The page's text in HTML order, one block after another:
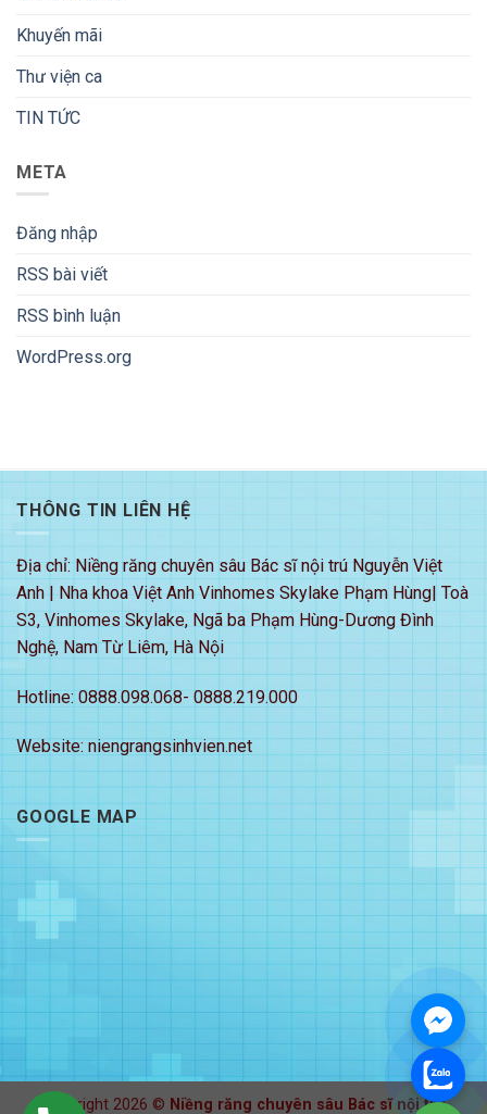
Khuyến mãi
Thư viện ca
TIN TỨC
META
Đăng nhập
RSS bài viết
RSS bình luận
WordPress.org
THÔNG TIN LIÊN HỆ
Địa chỉ: Niềng răng chuyên sâu Bác sĩ nội trú Nguyễn Việt
Anh | Nha khoa Việt Anh Vinhomes Skylake Phạm Hùng| Toà
S3, Vinhomes Skylake, Ngã ba Phạm Hùng-Dương Đình
Nghệ, Nam Từ Liêm, Hà Nội
Hotline: 0888.098.068- 0888.219.000
Website: niengrangsinhvien.net
GOOGLE MAP
Copyright 2026 © Niềng răng chuyên sâu Bác sĩ nội trú